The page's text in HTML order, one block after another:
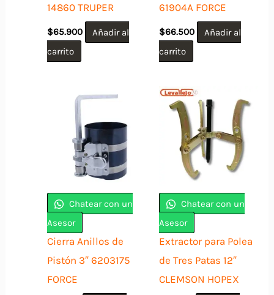
14860 TRUPER
$65.900
Añadir al
carrito
61904A FORCE
$66.500
Añadir al
carrito
Chatear con un
Asesor
Cierra Anillos de
Pistón 3″ 6203175
FORCE
Chatear con un
Asesor
Extractor para Polea
de Tres Patas 12″
CLEMSON HOPEX